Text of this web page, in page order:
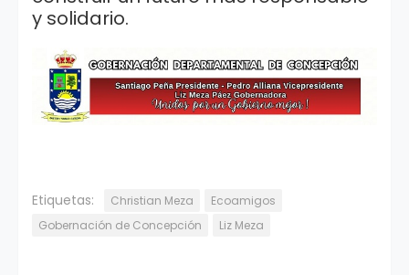
y solidario.
Etiquetas: Christian Meza
Ecoamigos
Gobernación de Concepción
Liz Meza